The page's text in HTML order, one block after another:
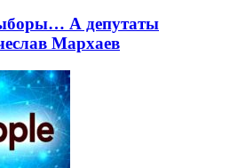
А депутаты
Мархаев